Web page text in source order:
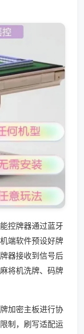
控牌器通过蓝牙
端软件预设好牌
器接收到信号后
将机洗牌、码牌
加密主板进行协
制，刷写适配运